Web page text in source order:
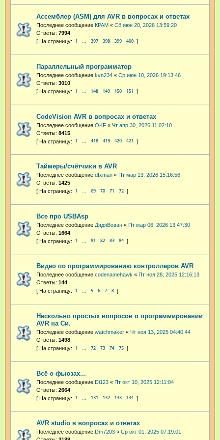
Ассемблер (ASM) для AVR в вопросах и ответах
Последнее сообщение КРАМ « Сб июн 20, 2026 13:59:20
Ответы: 7994
1 … 397 398 399 400
Параллельный программатор
Последнее сообщение kvn234 « Ср июн 10, 2026 19:13:46
Ответы: 3010
1 … 148 149 150 151
CodeVision AVR в вопросах и ответах
Последнее сообщение OKF « Чт апр 30, 2026 11:02:10
Ответы: 8415
1 418 419 420 421
Таймеры/счётчики в AVR
Последнее сообщение dfxman « Пт мар 13, 2026 15:16:56
Ответы: 1425
1 … 69 70 71 72
Все про USBAsp
Последнее сообщение ДядяВован « Пт мар 06, 2026 13:47:30
Ответы: 1664
1 81 82 83 84
Видео по программированию контроллеров AVR
Последнее сообщение codenamehawk « Пт ноя 28, 2025 12:16:13
Ответы: 144
1 5 6 7 8
Нескольно простых вопросов о программировании
AVR на Си.
Последнее сообщение watchmaker « Чт ноя 13, 2025 04:40:44
Ответы: 1498
1 … 72 73 74 75
Всё о фьюзах...
Последнее сообщение Di123 « Пт окт 10, 2025 12:11:04
Ответы: 2664
1 131 132 133 134
AVR studio в вопросах и ответах
Последнее сообщение Dm7203 « Ср окт 01, 2025 07:19:01